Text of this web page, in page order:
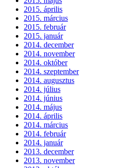
2015. április
2015. március
2015. február
2015. január
2014. december
2014. november
2014. október
2014. szeptember
2014. augusztus
2014. július
2014. június
2014. május
2014. április
2014. március
2014. február
2014. január
2013. december
2013. november